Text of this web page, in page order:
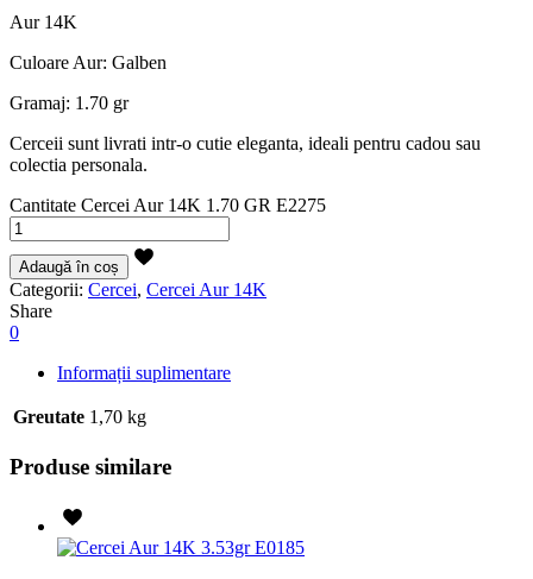
Aur 14K
Culoare Aur: Galben
Gramaj: 1.70 gr
Cerceii sunt livrati intr-o cutie eleganta, ideali pentru cadou sau
colectia personala.
Cantitate Cercei Aur 14K 1.70 GR E2275
Adaugă în coș
Categorii: Cercei, Cercei Aur 14K
Share
0
Informații suplimentare
Greutate 1,70 kg
Produse similare